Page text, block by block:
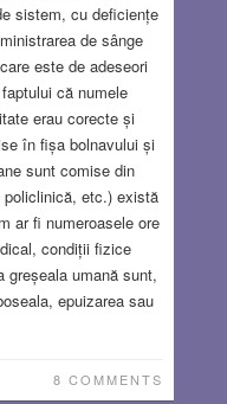
sistem, cu deficiențe
de sânge
este de adeseori
că numele
erau corecte și
în fișa bolnavului și
sunt comise din
etc.) există
ar fi numeroasele ore
condiții fizice
umană sunt,
epuizarea sau
8 COMMENTS